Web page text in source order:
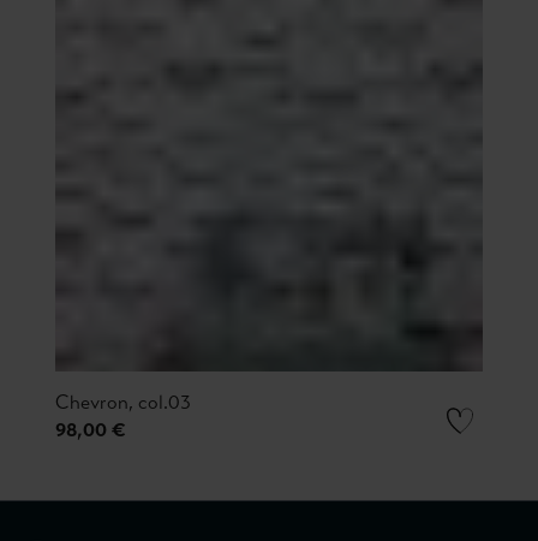
Chevron, col.03
98,00 €